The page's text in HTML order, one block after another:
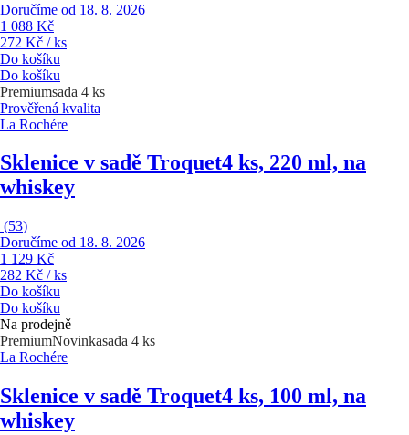
Doručíme od 18. 8. 2026
1 088 Kč
272 Kč / ks
Do košíku
Do košíku
Premiumsada 4 ks
Prověřená kvalita
La Rochére
Sklenice v sadě Troquet4 ks, 220 ml, na
whiskey
(53)
Doručíme od 18. 8. 2026
1 129 Kč
282 Kč / ks
Do košíku
Do košíku
Na prodejně
PremiumNovinkasada 4 ks
La Rochére
Sklenice v sadě Troquet4 ks, 100 ml, na
whiskey